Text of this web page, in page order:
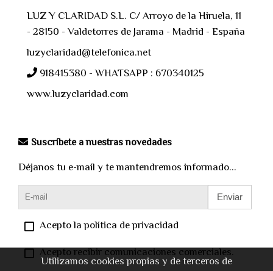
LUZ Y CLARIDAD S.L. C/ Arroyo de la Hiruela, 11
- 28150 - Valdetorres de Jarama - Madrid - España
luzyclaridad@telefonica.net
918415380 - WHATSAPP : 670340125
www.luzyclaridad.com
Suscríbete a nuestras novedades
Déjanos tu e-mail y te mantendremos informado...
Enviar
Acepto la política de privacidad
Acepto recibir comunicaciones comerciales.
Utilizamos cookies propias y de terceros de